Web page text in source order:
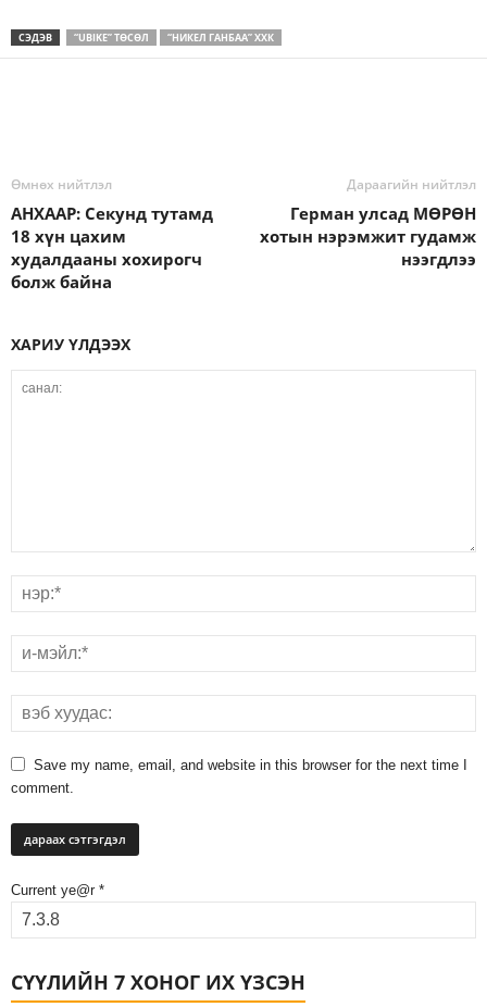
СЭДЭВ “UBIKE” ТӨСӨЛ “НИКЕЛ ГАНБАА” ХХК
Өмнөх нийтлэл
АНХААР: Секунд тутамд
18 хүн цахим
худалдааны хохирогч
болж байна
Дараагийн нийтлэл
Герман улсад МӨРӨН
хотын нэрэмжит гудамж
нээгдлээ
ХАРИУ ҮЛДЭЭХ
Save my name, email, and website in this browser for the next time I
comment.
Current ye@r *
СҮҮЛИЙН 7 ХОНОГ ИХ ҮЗСЭН